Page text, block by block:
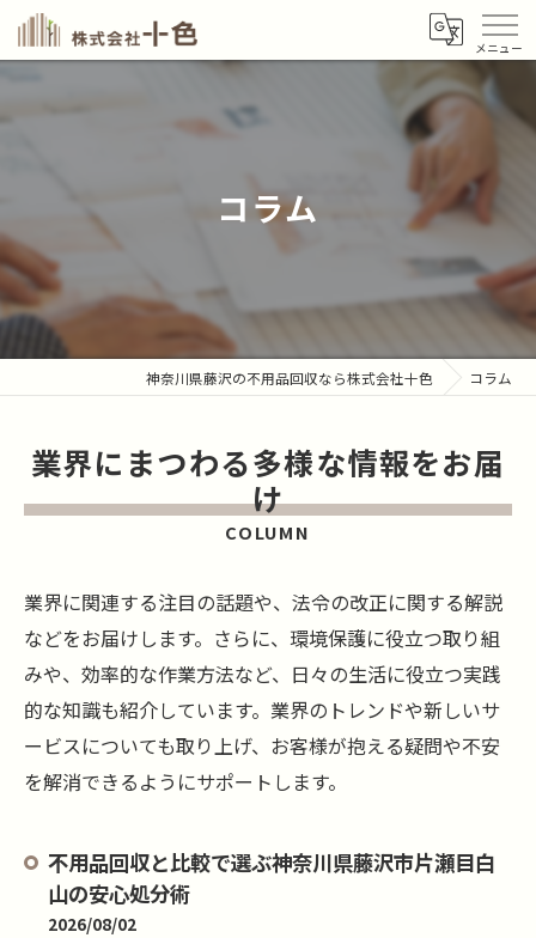
コラム
神奈川県藤沢の不用品回収なら株式会社十色 コラム
業界にまつわる多様な情報をお届
け
COLUMN
業界に関連する注目の話題や、法令の改正に関する解説
などをお届けします。さらに、環境保護に役立つ取り組
みや、効率的な作業方法など、日々の生活に役立つ実践
的な知識も紹介しています。業界のトレンドや新しいサ
ービスについても取り上げ、お客様が抱える疑問や不安
を解消できるようにサポートします。
不用品回収と比較で選ぶ神奈川県藤沢市片瀬目白
山の安心処分術
2026/08/02